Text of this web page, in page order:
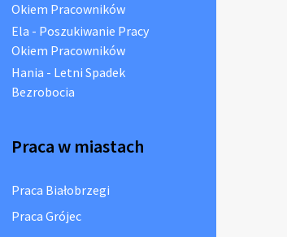
Okiem Pracowników
Ela - Poszukiwanie Pracy
Okiem Pracowników
Hania - Letni Spadek
Bezrobocia
Praca w miastach
Praca Białobrzegi
Praca Grójec